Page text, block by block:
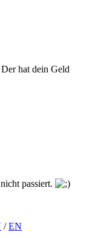
hat dein Geld
passiert.
/EN